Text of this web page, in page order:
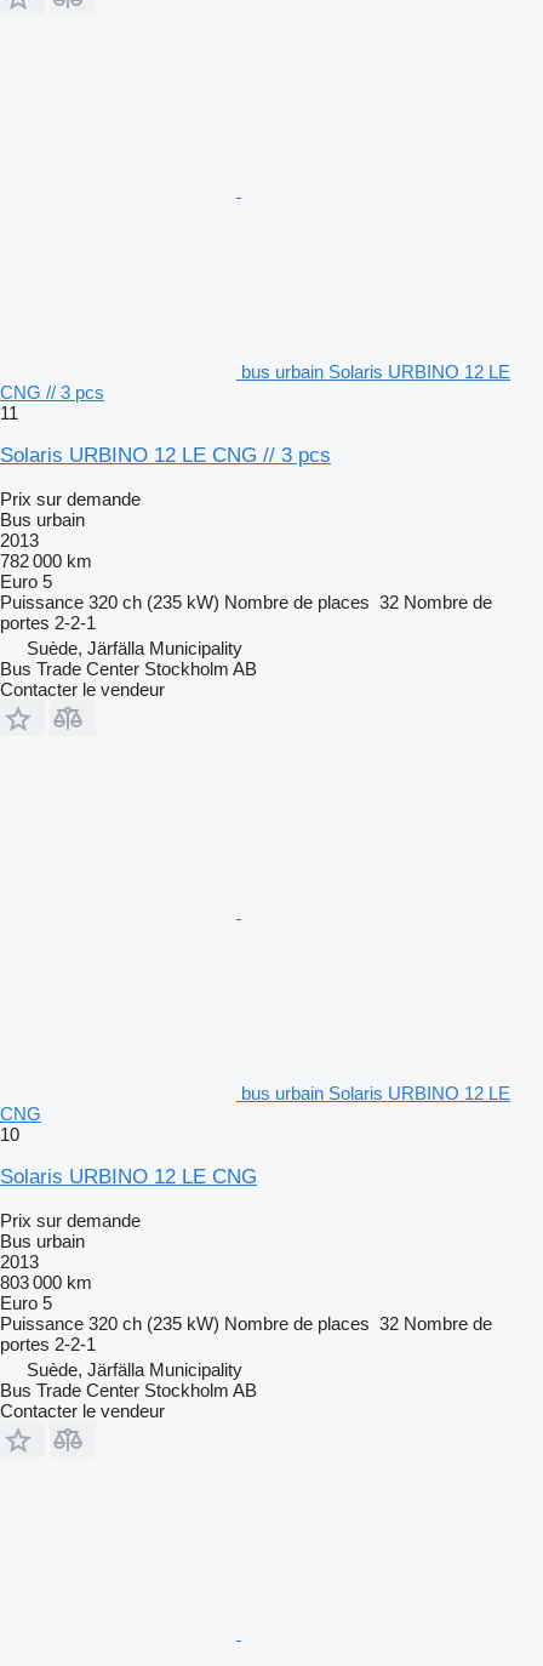
bus urbain Solaris URBINO 12 LE
CNG // 3 pcs
11
Solaris URBINO 12 LE CNG // 3 pcs
Prix sur demande
Bus urbain
2013
782 000 km
Euro 5
Puissance 320 ch (235 kW) Nombre de places 32 Nombre de
portes 2-2-1
Suède, Järfälla Municipality
Bus Trade Center Stockholm AB
Contacter le vendeur
bus urbain Solaris URBINO 12 LE
CNG
10
Solaris URBINO 12 LE CNG
Prix sur demande
Bus urbain
2013
803 000 km
Euro 5
Puissance 320 ch (235 kW) Nombre de places 32 Nombre de
portes 2-2-1
Suède, Järfälla Municipality
Bus Trade Center Stockholm AB
Contacter le vendeur